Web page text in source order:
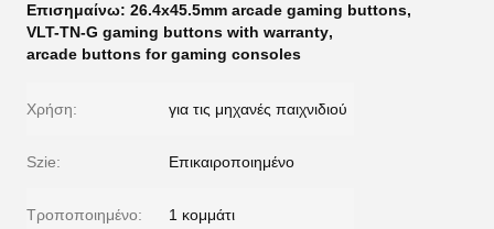
Επισημαίνω: 26.4x45.5mm arcade gaming buttons,
VLT-TN-G gaming buttons with warranty,
arcade buttons for gaming consoles
Χρήση: για τις μηχανές παιχνιδιού
Szie: Επικαιροποιημένο
Τροποποιημένο: 1 κομμάτι